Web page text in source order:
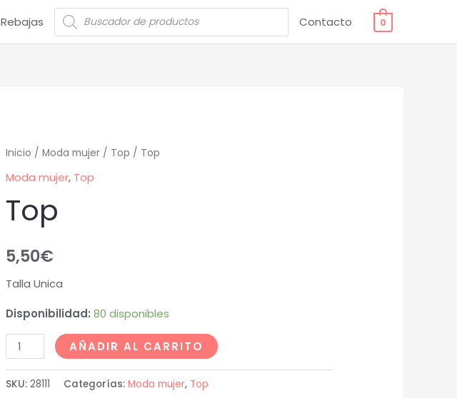
Rebajas Contacto 0
Inicio / Moda mujer/ Top / Top
Moda mujer, Top
Top
5,50€
Talla Unica
Disponibilidad: 80 disponibles
AÑADIR AL CARRITO
SKU: 28111 Categorías: Moda mujer, Top